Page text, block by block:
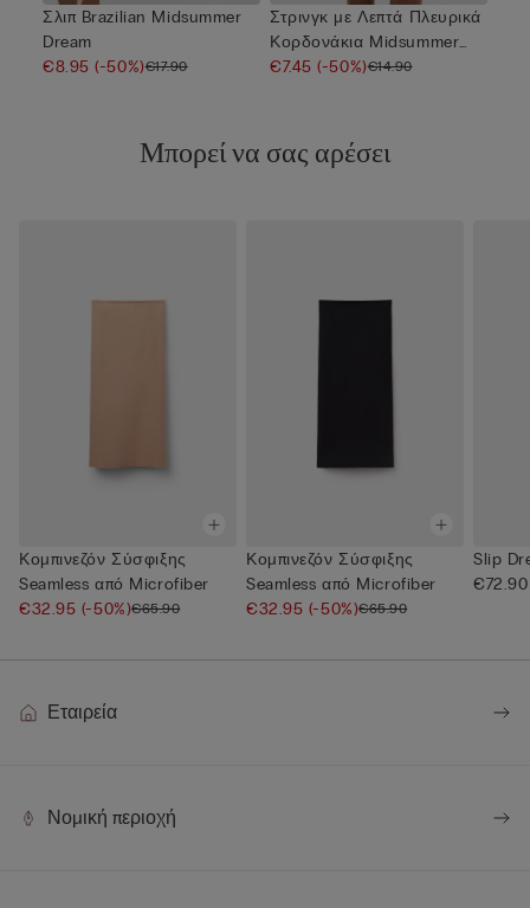
Σλιπ Brazilian Midsummer
Dream
€8.95(-50%)€17.90
Στρινγκ με Λεπτά Πλευρικά
Κορδονάκια Midsummer
Dre...
€7.45(-50%)€14.90
Μπορεί να σας αρέσει
Κομπινεζόν Σύσφιξης
Seamless από Microfiber
€32.95 (-50%)€65.90
Κομπινεζόν Σύσφιξης
Seamless από Microfiber
€32.95 (-50%)€65.90
Slip
€72.90
Εταιρεία
Νομική περιοχή